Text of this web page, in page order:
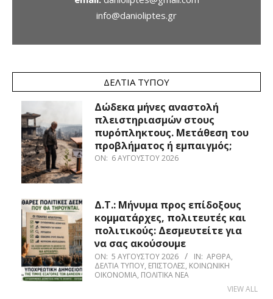
info@danioliptes.gr
ΔΕΛΤΊΑ ΤΎΠΟΥ
Δώδεκα μήνες αναστολή
πλειστηριασμών στους
πυρόπληκτους. Μετάθεση του
προβλήματος ή εμπαιγμός;
ON: 6 ΑΥΓΟΎΣΤΟΥ 2026
Δ.Τ.: Μήνυμα προς επίδοξους
κομματάρχες, πολιτευτές και
πολιτικούς: Δεσμευτείτε για
να σας ακούσουμε
ON: 5 ΑΥΓΟΎΣΤΟΥ 2026 IN: ΆΡΘΡΑ,
ΔΕΛΤΊΑ ΤΎΠΟΥ, ΕΠΙΣΤΟΛΈΣ, ΚΟΙΝΩΝΙΚΉ
ΟΙΚΟΝΟΜΊΑ, ΠΟΛΙΤΙΚΆ ΝΈΑ
VIEW ALL